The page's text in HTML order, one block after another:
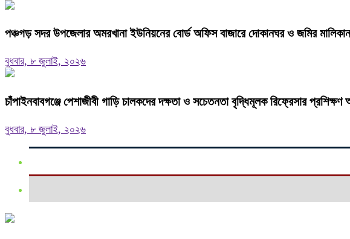
পঞ্চগড় সদর উপজেলার অমরখানা ইউনিয়নের বোর্ড অফিস বাজারে দোকানঘর ও জমির
বুধবার, ৮ জুলাই, ২০২৬
চাঁপাইনবাবগঞ্জে পেশাজীবী গাড়ি চালকদের দক্ষতা ও সচেতনতা বৃদ্ধিমূলক রিফ্রেসার প্রশিক্ষণ
বুধবার, ৮ জুলাই, ২০২৬